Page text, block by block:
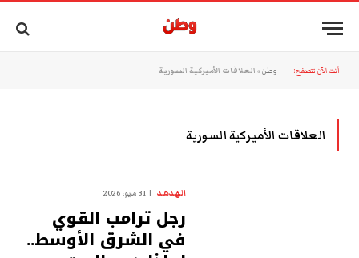
أنت الآن تتصفح: وطن » العلاقات الأميركية السورية
العلاقات الأميركية السورية
الهدهد 31 مايو، 2026
رجل ترامب القوي
في الشرق الأوسط..